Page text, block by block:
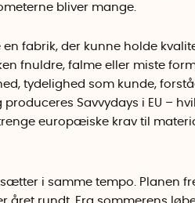
bliver mange.
fabrik, der kunne holde
fnuldre, falme eller miste
tydelighed som kunde,
Savvydays i EU –
europæiske krav til
i samme tempo. Planen